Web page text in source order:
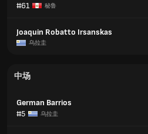
#61
秘鲁
Joaquin Robatto Irsanskas
乌拉圭
中场
German Barrios
#5
乌拉圭